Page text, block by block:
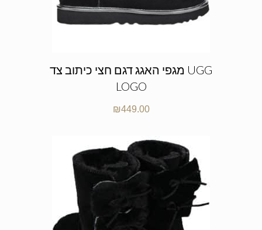
מגפי האגג דגם חצי כיתוב צד UGG
LOGO
₪449.00